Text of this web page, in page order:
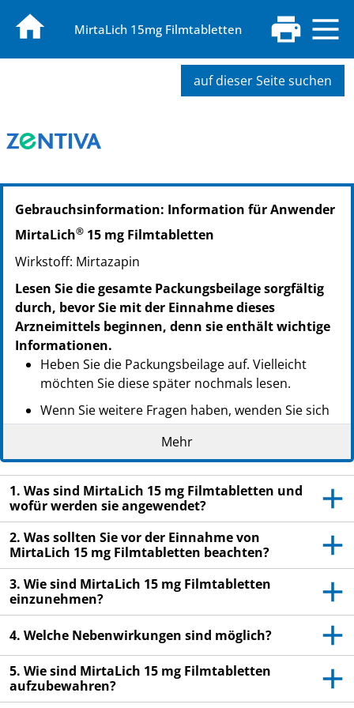
MirtaLich 15mg Filmtabletten
auf dieser Seite suchen
PZN: 02817627
PPN: 110281762702
NTIN: 04150028176273
PPN: 110281765621
NTIN: 04150028176563
PZN: 05968456
PPN: 110596845667
NTIN: 04150059684563
PZN: 05968462
PPN: 110596846233
NTIN: 04150059684624
Gebrauchsinformation: Information für Anwender
MirtaLich® 15 mg Filmtabletten
Wirkstoff: Mirtazapin
Lesen Sie die gesamte Packungsbeilage sorgfältig
durch, bevor Sie mit der Einnahme dieses
Arzneimittels beginnen, denn sie enthält wichtige
Informationen.
Heben Sie die Packungsbeilage auf. Vielleicht
möchten Sie diese später nochmals lesen.
Wenn Sie weitere Fragen haben, wenden Sie sich
an Ihren Arzt oder Apotheker.
Dieses Arzneimittel wurde Ihnen persönlich
verschrieben. Geben Sie es nicht an Dritte weiter.
Es kann anderen Menschen schaden, auch wenn
diese die gleichen Beschwerden haben wie Sie.
Wenn Sie Nebenwirkungen bemerken, wenden Sie
sich an Ihren Arzt oder Apotheker. Dies gilt auch
für Nebenwirkungen, die nicht in dieser
Packungsbeilage angegeben sind. Siehe Abschnitt
4.
Mehr
1. Was sind MirtaLich 15 mg Filmtabletten und
wofür werden sie angewendet?
2. Was sollten Sie vor der Einnahme von
MirtaLich 15 mg Filmtabletten beachten?
3. Wie sind MirtaLich 15 mg Filmtabletten
einzunehmen?
4. Welche Nebenwirkungen sind möglich?
5. Wie sind MirtaLich 15 mg Filmtabletten
aufzubewahren?